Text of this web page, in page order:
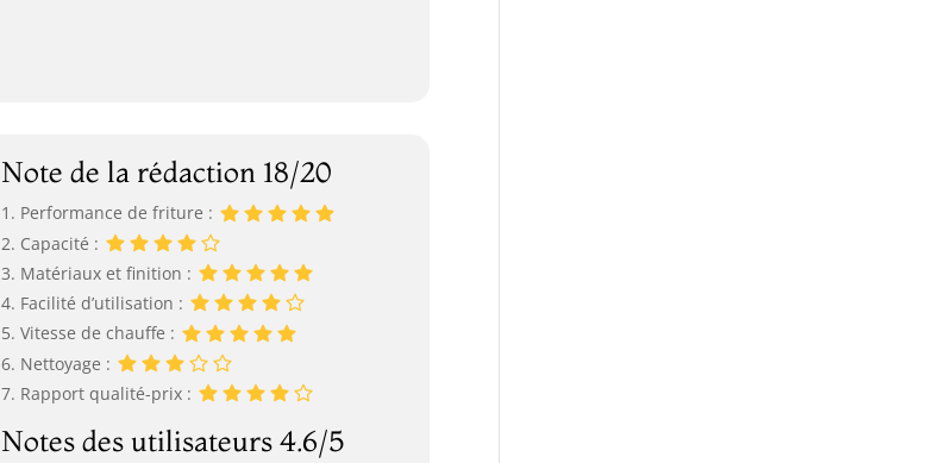
Note de la rédaction 18/20
1. Performance de friture :
2. Capacité :
3. Matériaux et finition :
4. Facilité d’utilisation :
5. Vitesse de chauffe :
6. Nettoyage :
7. Rapport qualité-prix :
Notes des utilisateurs 4.6/5